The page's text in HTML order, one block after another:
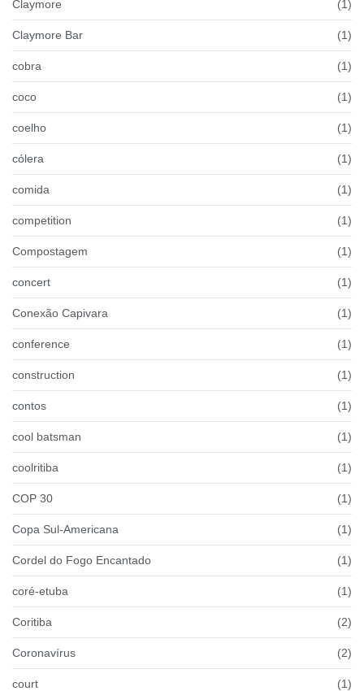
Claymore (1)
Claymore Bar (1)
cobra (1)
coco (1)
coelho (1)
cólera (1)
comida (1)
competition (1)
Compostagem (1)
concert (1)
Conexão Capivara (1)
conference (1)
construction (1)
contos (1)
cool batsman (1)
coolritiba (1)
COP 30 (1)
Copa Sul-Americana (1)
Cordel do Fogo Encantado (1)
coré-etuba (1)
Coritiba (2)
Coronavírus (2)
court (1)